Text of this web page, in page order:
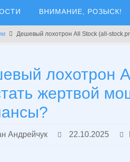
ВНИМАНИЕ, РОЗЫСК!
Дешевый лохотрон All Stock (all-
лохотрон
жертвой
Андрейчук 22.10.2025